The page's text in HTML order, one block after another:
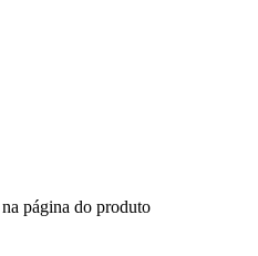
página do produto